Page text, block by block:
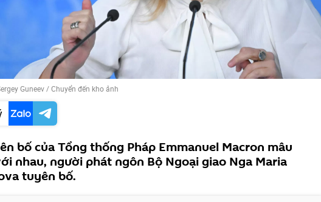
Guneev/Chuyển đến kho ảnh
bố của Tổng thống Pháp Emmanuel Macron mâu
nhau, người phát ngôn Bộ Ngoại giao Nga Maria
tuyên bố.